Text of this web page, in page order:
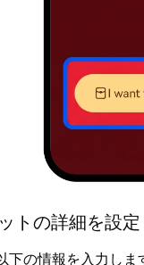
トの詳細を設定
下の情報を入力しま